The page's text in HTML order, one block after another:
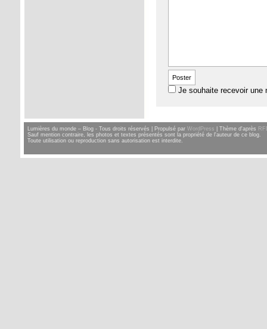
Je souhaite recevoir une
Lumières du monde – Blog - Tous droits réservés | Propulsé par WordPress | Thème d'après
Sauf mention contraire, les photos et textes présentés sont la propriété de l'auteur de ce blog.
Toute utilisation ou reproduction sans autorisation est interdite.